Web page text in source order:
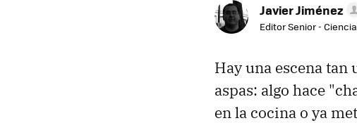
Javier Jiménez
Editor Senior - Ciencia
Hay una escena tan
aspas: algo hace
en la cocina o ya